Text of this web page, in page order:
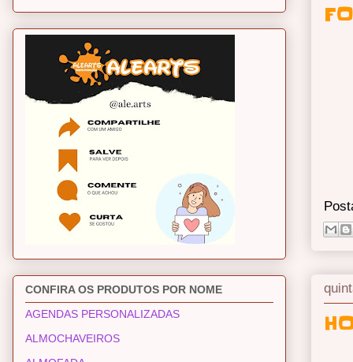
CONFIRA OS PRODUTOS POR NOME
AGENDAS PERSONALIZADAS
ALMOCHAVEIROS